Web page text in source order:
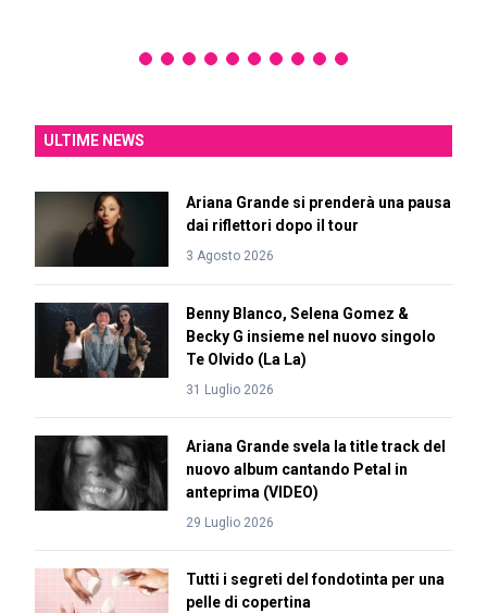
ULTIME NEWS
Ariana Grande si prenderà una pausa
dai riflettori dopo il tour
3 Agosto 2026
Benny Blanco, Selena Gomez &
Becky G insieme nel nuovo singolo
Te Olvido (La La)
31 Luglio 2026
Ariana Grande svela la title track del
nuovo album cantando Petal in
anteprima (VIDEO)
29 Luglio 2026
Tutti i segreti del fondotinta per una
pelle di copertina